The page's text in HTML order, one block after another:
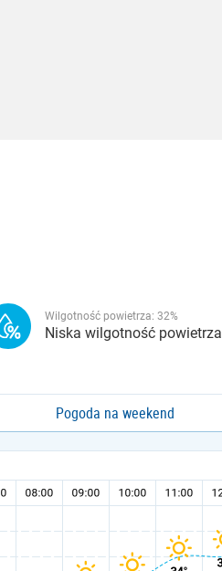
Wilgotność powietrza: 32%
Niska wilgotność powietrza
Pogoda na weekend